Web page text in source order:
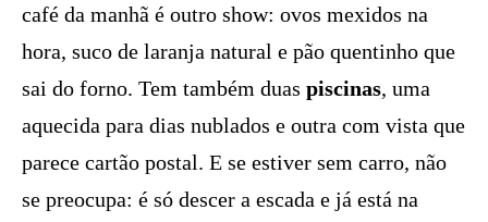
café da manhã é outro show: ovos mexidos na
hora, suco de laranja natural e pão quentinho que
sai do forno. Tem também duas piscinas, uma
aquecida para dias nublados e outra com vista que
parece cartão postal. E se estiver sem carro, não
se preocupa: é só descer a escada e já está na